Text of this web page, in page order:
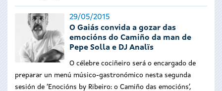
29/05/2015
O Gaiás convida a gozar das
emocións do Camiño da man de
Pepe Solla e DJ Analïs
O célebre cociñeiro será o encargado de
preparar un menú músico-gastronómico nesta segunda
sesión de ‘Enocións by Ribeiro: o Camiño das emocións’,